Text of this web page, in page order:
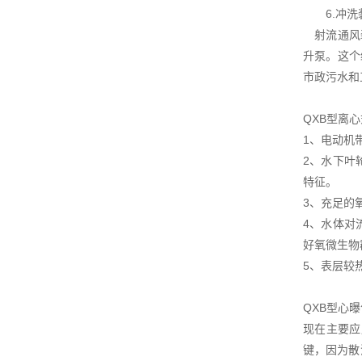
6.冲洗
射流通风
升泵。这
市政污水
QXB型离
1、电动机
2、水下叶
特征。
3、充足的
4、水体对
好氧微生
5、表层较
QXB型心
现在主要
键，因为